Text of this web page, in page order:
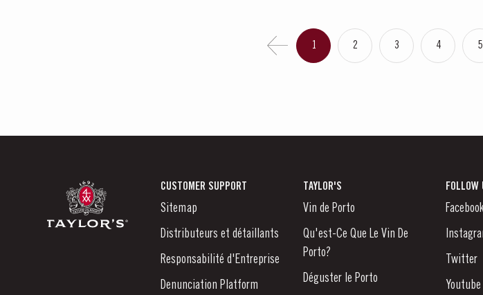
1 2 3 4 5
CUSTOMER SUPPORT
Sitemap
Distributeurs et détaillants
Responsabilité d'Entreprise
Denunciation Platform
TAYLOR'S
Vin de Porto
Qu'est-Ce Que Le Vin De
Porto?
Déguster le Porto
FOLLOW
Facebook
Twitter
Youtube